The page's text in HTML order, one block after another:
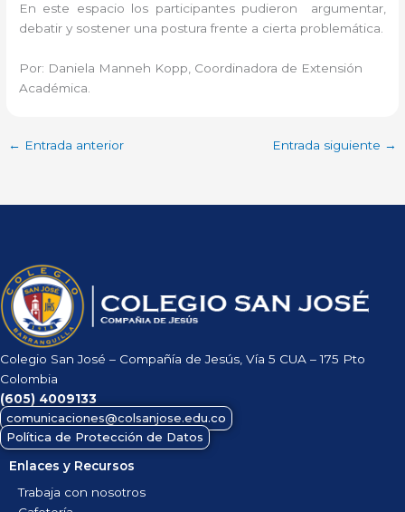
En este espacio los participantes pudieron argumentar,
debatir y sostener una postura frente a cierta problemática.
Por: Daniela Manneh Kopp, Coordinadora de Extensión
Académica.
← Entrada anterior Entrada siguiente →
Colegio San José – Compañía de Jesús, Vía 5 CUA – 175 Pto
Colombia
(605) 4009133
comunicaciones@colsanjose.edu.co
Política de Protección de Datos
Enlaces y Recursos
Trabaja con nosotros